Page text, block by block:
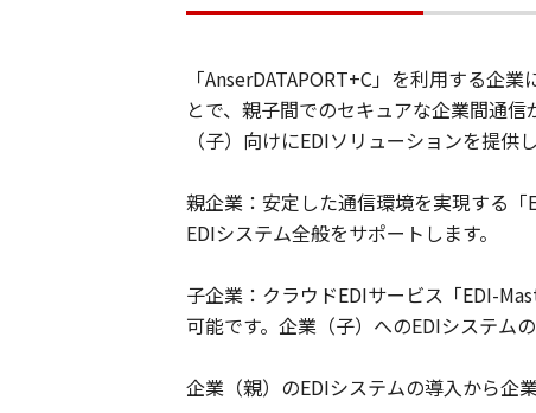
「AnserDATAPORT+C」を利用する企
とで、親子間でのセキュアな企業間通
（子）向けにEDIソリューションを提供し
親企業：安定した通信環境を実現する
EDIシステム全般をサポートします。
子企業：クラウドEDIサービス「EDI-
可能です。企業（子）へのEDIシステム
企業（親）のEDIシステムの導入から企